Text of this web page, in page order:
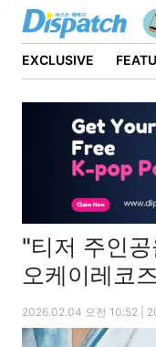
EXCLUSIVE
"티저 주인
오케이레코
2026.02.04 오전 10:52 |